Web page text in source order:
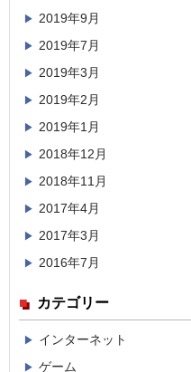
2019年9月
2019年7月
2019年3月
2019年2月
2019年1月
2018年12月
2018年11月
2017年4月
2017年3月
2016年7月
カテゴリー
インターネット
ゲーム